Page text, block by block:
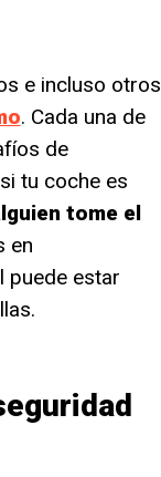
e incluso otros
. Cada una de
de
tu coche es
tome el
en
puede estar